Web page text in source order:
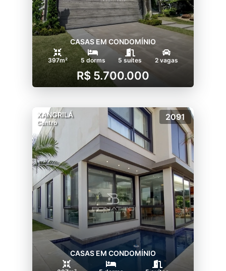
CASAS EM CONDOMÍNIO
397m² 5 dorms 5 suítes 2 vagas
R$ 5.700.000
XANGRILÁ
Centro
2091
CASAS EM CONDOMÍNIO